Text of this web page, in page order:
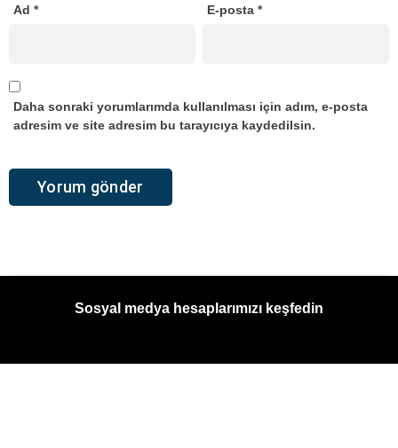
Ad * E-posta*
Daha sonraki yorumlarımda kullanılması için adım, e-posta
adresim ve site adresim bu tarayıcıya kaydedilsin.
Sosyal medya hesaplarımızı keşfedin